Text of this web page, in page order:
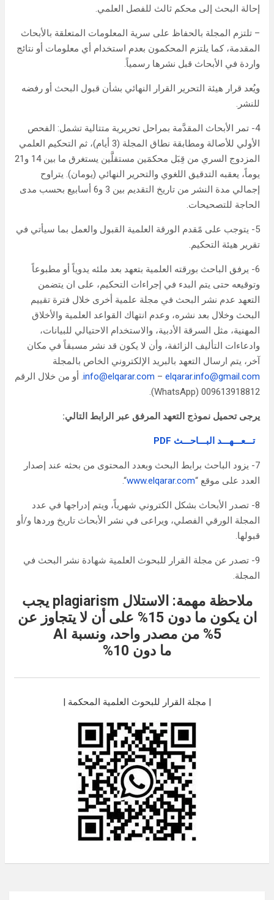
إحالة البحث إلى محكم ثالث للفصل العلمي.
– تلتزم المجلة بالحفاظ على سرية المعلومات المتعلقة بالأبحاث
المقدمة، كما يلتزم المحكمون بعدم استخدام أي معلومات أو نتائج
واردة في الأبحاث قبل نشرها رسمياً.
ويُعد قرار هيئة التحرير القرار النهائي بشأن قبول البحث أو رفضه
للنشر.
4- تمر الأبحاث المقدَّمة بمراحل تحريرية متتالية تشمل: الفحص
الأولي للأصالة ومطابقة نطاق المجلة (3 أيام)، ثم التحكيم العلمي
المزدوج السري من قِبَل محكمَين مستقلَّين يستغرق ما بين 14 و21
يوماً، يعقبه التدقيق اللغوي والتحرير النهائي (يومان). يتراوح
إجمالي مدة النشر من تاريخ التقديم بين 3 و6 أسابيع بحسب مدى
الحاجة للتصحيحات.
5- يتوجب على مًقدم الورقة العلمية القبول والعمل بما سيأتي في
تقرير هيئة التحكيم.
6- يرفق الباحث بورقته العلمية بتعهد بعد ملئه يدوياً أو مطبوعاً
وتوقيعه حتى يتم البدء في إجراءات التحكيم، على ان يتضمن
التعهد عدم نشر البحث في مجلة علمية أخرى خلال فترة تقييم
البحث وخلال بعد نشره، وعدم انتهاك القواعد العلمية والأخلاق
المهنية، مثل السرقة الأدبية، والاستخدام الاحتيالي للبيانات،
وادعاءات التأليف الزائفة، وأن لا يكون قد نشر مسبقاً في مكان
آخر، يتم ارسال التعهد بالبريد الإلكتروني الخاص بالمجلة
info@elqarar.com – elqarar.info@gmail.com
. أو من خلال الرقم
009613918812 (WhatsApp).
يرجى تحميل نموذج التعهد المرفق عبر الرابط التالي:
تـــعـــهـــد البـــاحـــث PDF
7- يزود الباحث برابط البحث وبعدد المحتوى من بحثه عند إصدار
العدد على موقع “www.elqarar.com
“.
8- تصدر الأبحاث بشكل الكتروني شهرياً، ويتم إدراجها في عدد
المجلة الورقي الفصلي، ويراعى في نشر الأبحاث تاريخ وردها و/أو
قبولها.
9- تصدر عن مجلة القرار للبحوث العلمية شهادة نشر البحث في
المجلة.
ملاحظة مهمة: الاستلالplagiarism يجب
ان يكون ما دون 15% على أن لا يتجاوز عن
5% من مصدر واحد، ونسبة
AI
ما دون 10%
| مجلة القرار للبحوث العلمية المحكمة |